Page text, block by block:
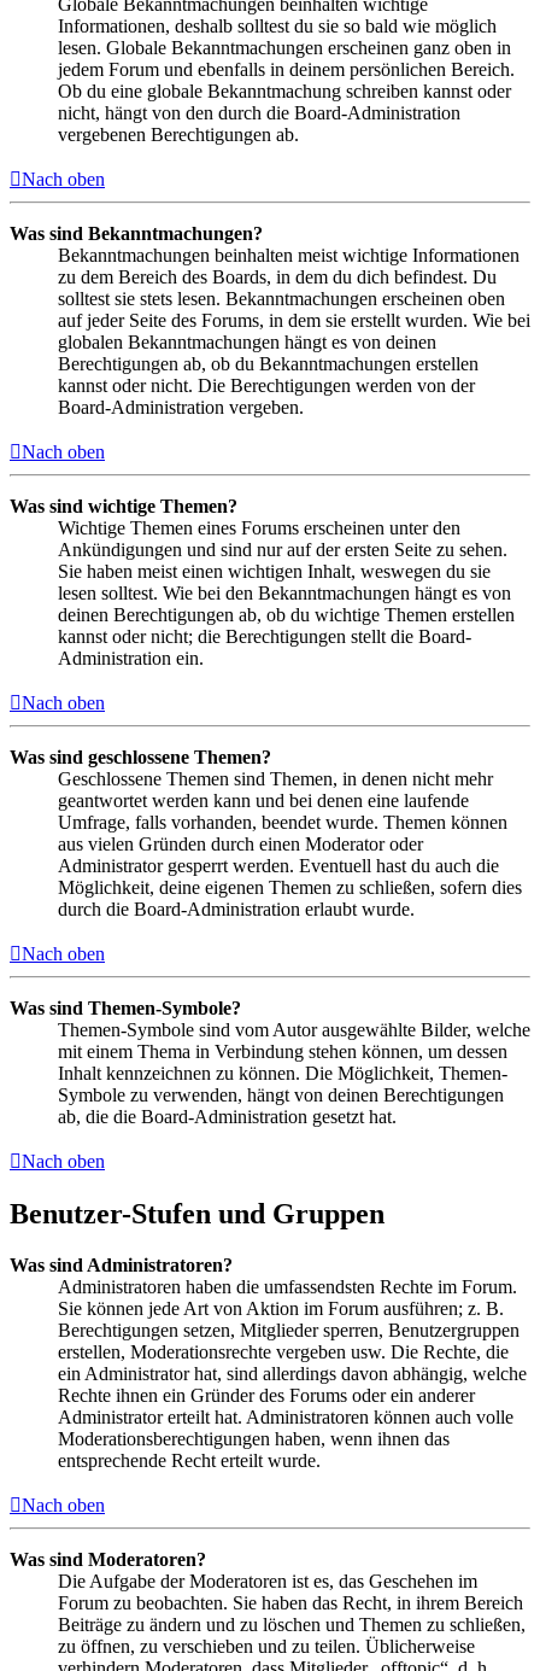
Globale Bekanntmachungen beinhalten wichtige
Informationen, deshalb solltest du sie so bald wie möglich
lesen. Globale Bekanntmachungen erscheinen ganz oben in
jedem Forum und ebenfalls in deinem persönlichen Bereich.
Ob du eine globale Bekanntmachung schreiben kannst oder
nicht, hängt von den durch die Board-Administration
vergebenen Berechtigungen ab.
Nach oben
Was sind Bekanntmachungen?
Bekanntmachungen beinhalten meist wichtige Informationen
zu dem Bereich des Boards, in dem du dich befindest. Du
solltest sie stets lesen. Bekanntmachungen erscheinen oben
auf jeder Seite des Forums, in dem sie erstellt wurden. Wie bei
globalen Bekanntmachungen hängt es von deinen
Berechtigungen ab, ob du Bekanntmachungen erstellen
kannst oder nicht. Die Berechtigungen werden von der
Board-Administration vergeben.
Nach oben
Was sind wichtige Themen?
Wichtige Themen eines Forums erscheinen unter den
Ankündigungen und sind nur auf der ersten Seite zu sehen.
Sie haben meist einen wichtigen Inhalt, weswegen du sie
lesen solltest. Wie bei den Bekanntmachungen hängt es von
deinen Berechtigungen ab, ob du wichtige Themen erstellen
kannst oder nicht; die Berechtigungen stellt die Board-
Administration ein.
Nach oben
Was sind geschlossene Themen?
Geschlossene Themen sind Themen, in denen nicht mehr
geantwortet werden kann und bei denen eine laufende
Umfrage, falls vorhanden, beendet wurde. Themen können
aus vielen Gründen durch einen Moderator oder
Administrator gesperrt werden. Eventuell hast du auch die
Möglichkeit, deine eigenen Themen zu schließen, sofern dies
durch die Board-Administration erlaubt wurde.
Nach oben
Was sind Themen-Symbole?
Themen-Symbole sind vom Autor ausgewählte Bilder, welche
mit einem Thema in Verbindung stehen können, um dessen
Inhalt kennzeichnen zu können. Die Möglichkeit, Themen-
Symbole zu verwenden, hängt von deinen Berechtigungen
ab, die die Board-Administration gesetzt hat.
Nach oben
Benutzer-Stufen und Gruppen
Was sind Administratoren?
Administratoren haben die umfassendsten Rechte im Forum.
Sie können jede Art von Aktion im Forum ausführen; z. B.
Berechtigungen setzen, Mitglieder sperren, Benutzergruppen
erstellen, Moderationsrechte vergeben usw. Die Rechte, die
ein Administrator hat, sind allerdings davon abhängig, welche
Rechte ihnen ein Gründer des Forums oder ein anderer
Administrator erteilt hat. Administratoren können auch volle
Moderationsberechtigungen haben, wenn ihnen das
entsprechende Recht erteilt wurde.
Nach oben
Was sind Moderatoren?
Die Aufgabe der Moderatoren ist es, das Geschehen im
Forum zu beobachten. Sie haben das Recht, in ihrem Bereich
Beiträge zu ändern und zu löschen und Themen zu schließen,
zu öffnen, zu verschieben und zu teilen. Üblicherweise